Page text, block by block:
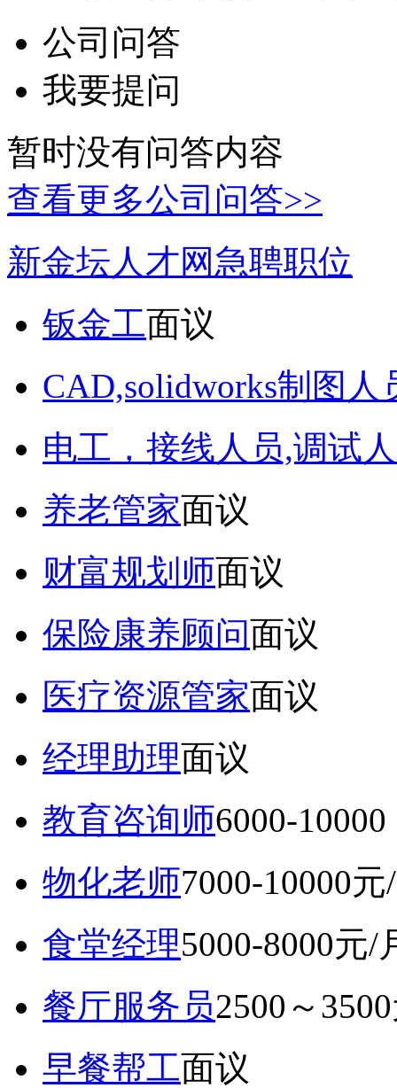
公司问答
我要提问
暂时没有问答内容
查看更多公司问答>>
新金坛人才网急聘职位
钣金工面议
CAD,solidworks制图人
电工，接线人员,调试
养老管家面议
财富规划师面议
保险康养顾问面议
医疗资源管家面议
经理助理面议
教育咨询师6000-
物化老师7000-10000元
食堂经理5000-8000元/
餐厅服务员2500～
早餐帮工面议